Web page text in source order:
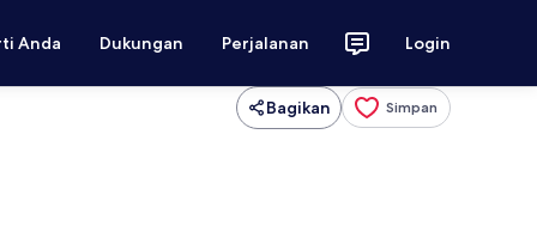
Anda Dukungan Perjalanan Login
Bagikan Simpan